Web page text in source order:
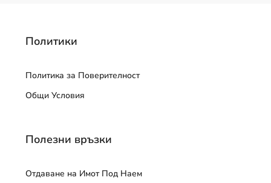
Политики
Политика за Поверителност
Общи Условия
Полезни връзки
Отдаване на Имот Под Наем